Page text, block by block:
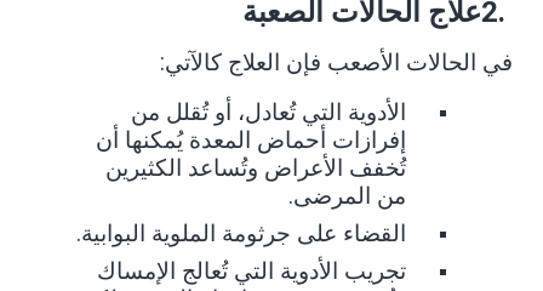
2.علاج الحالات الصعبة
في الحالات الأصعب فإن العلاج كالآتي:
الأدوية التي تُعادل، أو تُقلل من
إفرازات أحماض المعدة يُمكنها أن
تُخفف الأعراض وتُساعد الكثيرين
من المرضى.
القضاء على جرثومة الملوية البوابية.
تجريب الأدوية التي تُعالج الإمساك